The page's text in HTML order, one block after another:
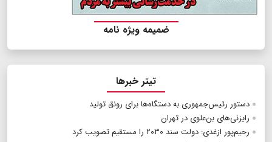
ضمیمه ویژه نامه
تیتر خبرها
دستور رئیس‌جمهوری به دستگاه‌ها برای رونق تولید
رایزنی‌های بن‌علوی در تهران
رحیم‌پور ازغدی: دولت سند ۲۰۳۰ را مستقیم تصویب کرد